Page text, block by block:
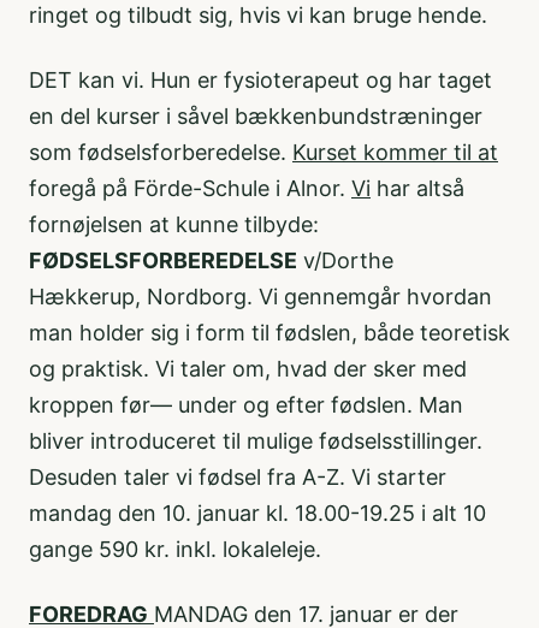
ringet og tilbudt sig, hvis vi kan bruge hende.
DET kan vi. Hun er fysioterapeut og har taget
en del kurser i såvel bækkenbundstræninger
som fødselsforberedelse. Kurset kommer til at
foregå på Förde-Schule i Alnor. Vi har altså
fornøjelsen at kunne tilbyde:
FØDSELSFORBEREDELSE v/Dorthe
Hækkerup, Nordborg. Vi gennemgår hvordan
man holder sig i form til fødslen, både teoretisk
og praktisk. Vi taler om, hvad der sker med
kroppen før— under og efter fødslen. Man
bliver introduceret til mulige fødselsstillinger.
Desuden taler vi fødsel fra A-Z. Vi starter
mandag den 10. januar kl. 18.00-19.25 i alt 10
gange 590 kr. inkl. lokaleleje.
FOREDRAG MANDAG den 17. januar er der